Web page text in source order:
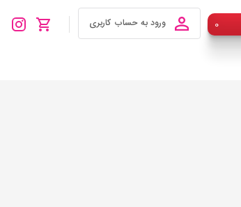
۰ ورود به حساب کاربری